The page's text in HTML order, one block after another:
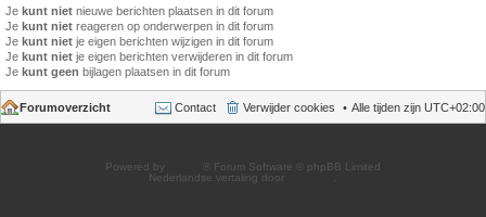
Je kunt niet nieuwe berichten plaatsen in dit forum
Je kunt niet reageren op onderwerpen in dit forum
Je kunt niet je eigen berichten wijzigen in dit forum
Je kunt niet je eigen berichten verwijderen in dit forum
Je kunt geen bijlagen plaatsen in dit forum
Forumoverzicht Alle tijden zijn UTC+02:00
Verwijder cookies
Contact
Powered by
® Forum Software © phpBB Limited
Nederlandse vertaling door
.